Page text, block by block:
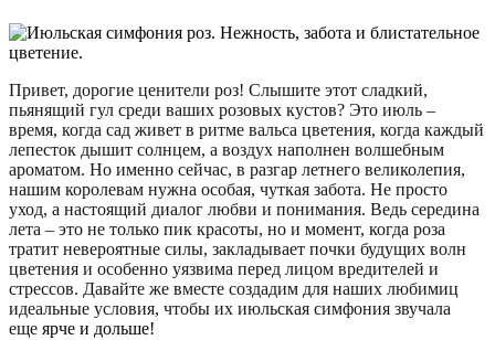
Привет, дорогие ценители роз! Слышите этот сладкий,
пьянящий гул среди ваших розовых кустов? Это июль –
время, когда сад живет в ритме вальса цветения, когда каждый
лепесток дышит солнцем, а воздух наполнен волшебным
ароматом. Но именно сейчас, в разгар летнего великолепия,
нашим королевам нужна особая, чуткая забота. Не просто
уход, а настоящий диалог любви и понимания. Ведь середина
лета – это не только пик красоты, но и момент, когда роза
тратит невероятные силы, закладывает почки будущих волн
цветения и особенно уязвима перед лицом вредителей и
стрессов. Давайте же вместе создадим для наших любимиц
идеальные условия, чтобы их июльская симфония звучала
еще ярче и дольше!